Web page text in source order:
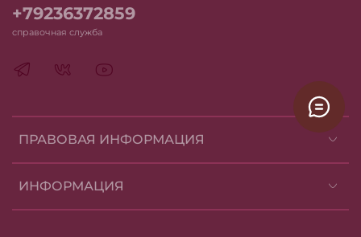
ПРАВОВАЯ ИНФОРМАЦИЯ
ИНФОРМАЦИЯ
+79236372859
справочная служба